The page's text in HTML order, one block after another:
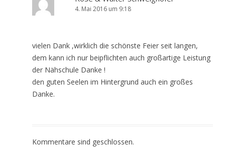
4. Mai 2016 um 9:18
vielen Dank ,wirklich die schönste Feier seit langen,
dem kann ich nur beipflichten auch großartige Leistung
der Nähschule Danke !
den guten Seelen im Hintergrund auch ein großes
Danke.
Kommentare sind geschlossen.